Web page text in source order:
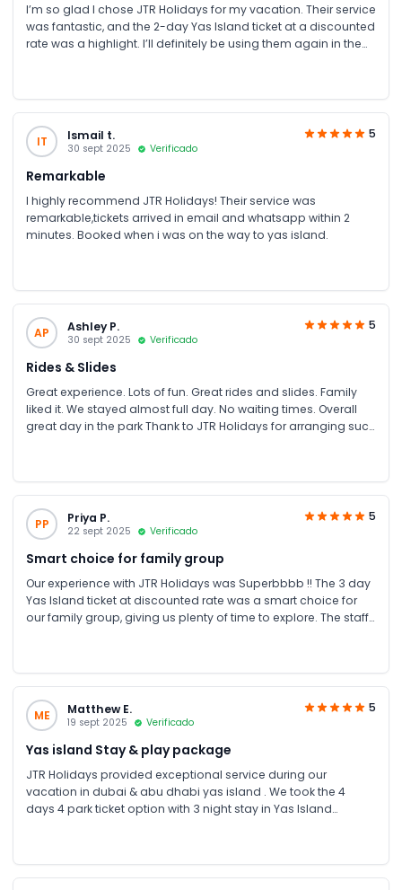
I’m so glad I chose JTR Holidays for my vacation. Their service
was fantastic, and the 2-day Yas Island ticket at a discounted
rate was a highlight. I’ll definitely be using them again in the
IT Ismail t.
30 sept 2025 Verificado
5
Remarkable
I highly recommend JTR Holidays! Their service was
remarkable,tickets arrived in email and whatsapp within 2
minutes. Booked when i was on the way to yas island.
AP Ashley P.
30 sept 2025 Verificado
5
Rides & Slides
Great experience. Lots of fun. Great rides and slides. Family
liked it. We stayed almost full day. No waiting times. Overall
great day in the park Thank to JTR Holidays for arranging such
PP Priya P.
22 sept 2025 Verificado
5
Smart choice for family group
Our experience with JTR Holidays was Superbbbb !! The 3 day
Yas Island ticket at discounted rate was a smart choice for
our family group, giving us plenty of time to explore. The staff
children. Thumps up to JTR Holidays
ME
Matthew E.
19 sept 2025 Verificado
5
Yas island Stay & play package
JTR Holidays provided exceptional service during our
vacation in dubai & abu dhabi yas island . We took the 4
days 4 park ticket option with 3 night stay in Yas Island
guide. it was overall wonderful experience.Yas